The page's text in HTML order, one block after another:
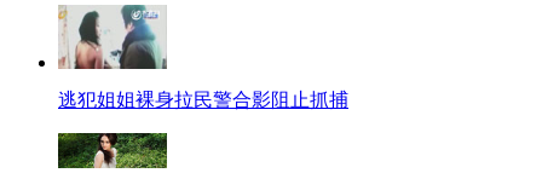
逃犯姐姐裸身拉民警合影阻止抓捕